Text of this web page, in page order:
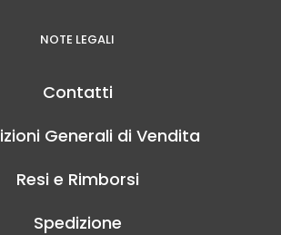
NOTE LEGALI
Contatti
Generali di Vendita
Resi e Rimborsi
Spedizione